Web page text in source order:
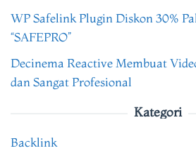
WP Safelink Plugin Diskon 30%
“SAFEPRO”
Decinema Reactive Membuat
dan Sangat Profesional
Kategori
Backlink